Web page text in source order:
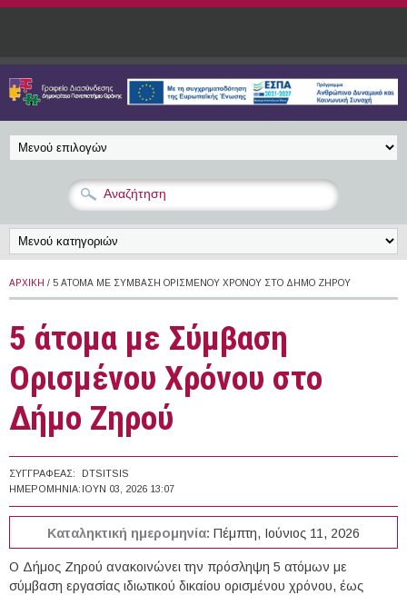
Παράκαμψη προς το κυρίως περιεχόμενο
ΑΡΧΙΚΉ / 5 ΆΤΟΜΑ ΜΕ ΣΎΜΒΑΣΗ ΟΡΙΣΜΈΝΟΥ ΧΡΌΝΟΥ ΣΤΟ ΔΉΜΟ ΖΗΡΟΎ
5 άτομα με Σύμβαση
Ορισμένου Χρόνου στο
Δήμο Ζηρού
ΣΥΓΓΡΑΦΈΑΣ:
DTSITSIS
ΗΜΕΡΟΜΗΝΊΑ: ΙΟΥΝ 03, 2026 13:07
Καταληκτική ημερομηνία: Πέμπτη, Ιούνιος 11, 2026
Ο Δήμος Ζηρού ανακοινώνει την πρόσληψη 5 ατόμων με
σύμβαση εργασίας ιδιωτικού δικαίου ορισμένου χρόνου, έως